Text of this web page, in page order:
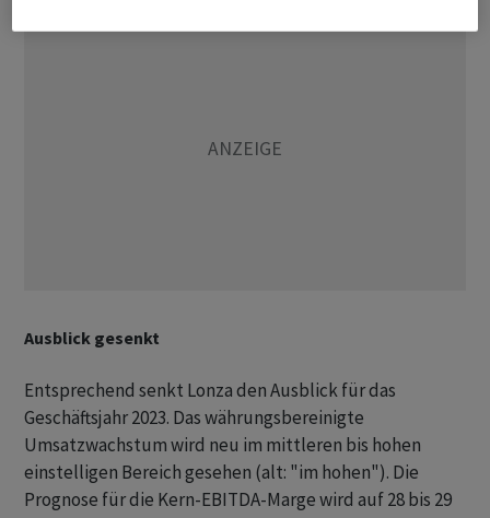
Ausblick gesenkt
Entsprechend senkt Lonza den Ausblick für das
Geschäftsjahr 2023. Das währungsbereinigte
Umsatzwachstum wird neu im mittleren bis hohen
einstelligen Bereich gesehen (alt: "im hohen"). Die
Prognose für die Kern-EBITDA-Marge wird auf 28 bis 29